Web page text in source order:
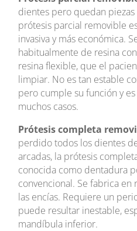
dientes pero quedan
prótesis parcial removible
invasiva y más económica.
habitualmente de resina
resina flexible, que el
limpiar. No es tan estable
pero cumple su función y
muchos casos.
Prótesis completa
perdido todos los dientes
arcadas, la prótesis
conocida como dentadura
convencional. Se fabrica en
las encías. Requiere un
puede resultar inestable,
mandíbula inferior.